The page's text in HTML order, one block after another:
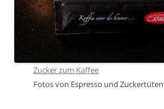
Zucker zum Kaffee
Fotos von Espresso und Zuckertüten